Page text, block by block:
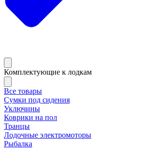
Комплектующие к лодкам
Все товары
Сумки под сидения
Уключины
Коврики на пол
Транцы
Лодочные электромоторы
Рыбалка